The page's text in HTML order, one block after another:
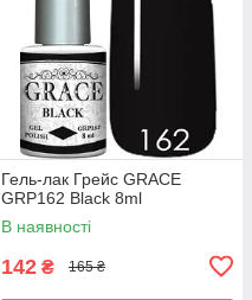
Гель-лак Грейс GRACE
GRP162 Black 8ml
В наявності
142 ₴ 165 ₴